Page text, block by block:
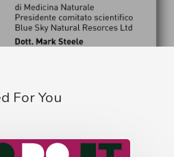
For YouHome
Associazione